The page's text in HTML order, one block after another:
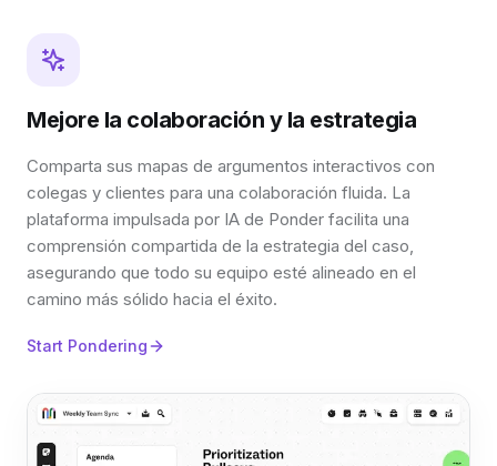
Mejore la colaboración y la estrategia
Comparta sus mapas de argumentos interactivos con
colegas y clientes para una colaboración fluida. La
plataforma impulsada por IA de Ponder facilita una
comprensión compartida de la estrategia del caso,
asegurando que todo su equipo esté alineado en el
camino más sólido hacia el éxito.
Start Pondering